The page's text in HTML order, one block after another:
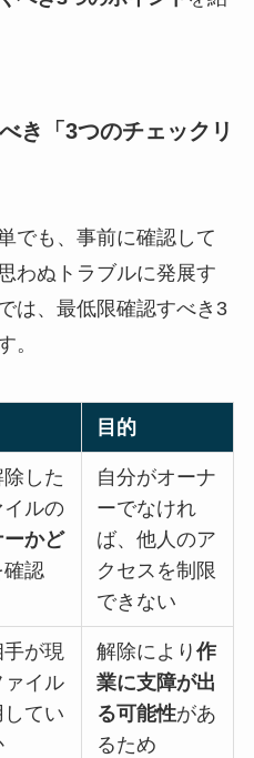
き「3つのチェックリ
でも、事前に確認して
わぬトラブルに発展す
は、最低限確認すべき3
。
目的
した
イルの
ーかど
確認
自分がオーナ
ーでなけれ
ば、他人のア
クセスを制限
できない
が現
イル
してい
解除により作
業に支障が出
る可能性があ
るため